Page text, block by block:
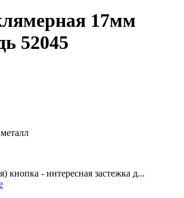
17мм
52045
кнопка - интересная застежка д...